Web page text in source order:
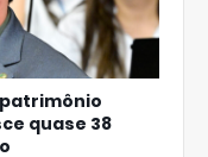
patrimônio
quase 38